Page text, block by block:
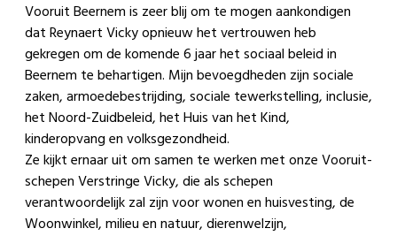
Vooruit Beernem is zeer blij om te mogen aankondigen
dat Reynaert Vicky opnieuw het vertrouwen heb
gekregen om de komende 6 jaar het sociaal beleid in
Beernem te behartigen. Mijn bevoegdheden zijn sociale
zaken, armoedebestrijding, sociale tewerkstelling, inclusie,
het Noord-Zuidbeleid, het Huis van het Kind,
kinderopvang en volksgezondheid.
Ze kijkt ernaar uit om samen te werken met onze Vooruit-
schepen Verstringe Vicky, die als schepen
verantwoordelijk zal zijn voor wonen en huisvesting, de
Woonwinkel, milieu en natuur, dierenwelzijn,